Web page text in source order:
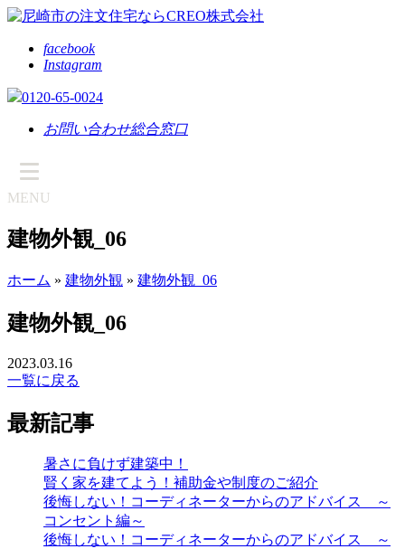
facebook
Instagram
0120-65-0024
お問い合わせ総合窓口
MENU
建物外観_06
ホーム » 建物外観 » 建物外観_06
建物外観_06
2023.03.16
一覧に戻る
最新記事
暑さに負けず建築中！
賢く家を建てよう！補助金や制度のご紹介
後悔しない！コーディネーターからのアドバイス ～
コンセント編～
後悔しない！コーディネーターからのアドバイス ～